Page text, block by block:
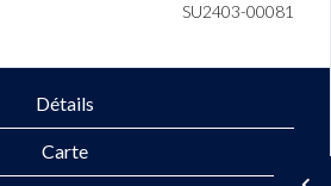
SU2403-00081
Détails
Carte